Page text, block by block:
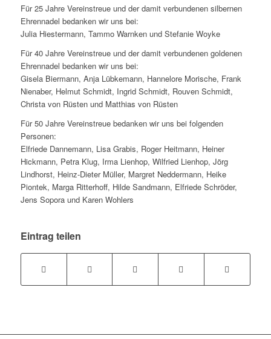
Für 25 Jahre Vereinstreue und der damit verbundenen silbernen
Ehrennadel bedanken wir uns bei:
Julia Hiestermann, Tammo Warnken und Stefanie Woyke
Für 40 Jahre Vereinstreue und der damit verbundenen goldenen
Ehrennadel bedanken wir uns bei:
Gisela Biermann, Anja Lübkemann, Hannelore Morische, Frank
Nienaber, Helmut Schmidt, Ingrid Schmidt, Rouven Schmidt,
Christa von Rüsten und Matthias von Rüsten
Für 50 Jahre Vereinstreue bedanken wir uns bei folgenden
Personen:
Elfriede Dannemann, Lisa Grabis, Roger Heitmann, Heiner
Hickmann, Petra Klug, Irma Lienhop, Wilfried Lienhop, Jörg
Lindhorst, Heinz-Dieter Müller, Margret Neddermann, Heike
Piontek, Marga Ritterhoff, Hilde Sandmann, Elfriede Schröder,
Jens Sopora und Karen Wohlers
Eintrag teilen